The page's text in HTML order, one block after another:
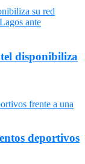
disponibiliza
deportivos